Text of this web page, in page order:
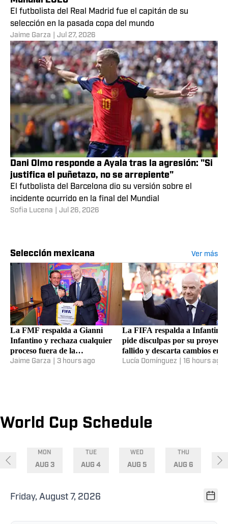
El futbolista del Real Madrid fue el capitán de su
selección en la pasada copa del mundo
Jaime Garza Jul 27, 2026
Dani Olmo responde a Ayala tras la agresión: "Si
justifica el puñetazo, no se arrepiente"
El futbolista del Barcelona dio su versión sobre el
incidente ocurrido en la final del Mundial
Sofia Lucena Jul 26, 2026
Selección mexicana Ver más
La FMF respalda a Gianni
Infantino y rechaza cualquier
proceso fuera de la
institucionalidad de la FIFA
Jaime Garza 3 hours ago
La FIFA respalda a Infantino,
pide disculpas por su proyecto
fallido y descarta cambios en
presidencia
Lucía Domínguez 16 hours ago
World Cup Schedule
MON
AUG 3
TUE
AUG 4
WED
AUG 5
THU
AUG 6
Friday, August 7, 2026